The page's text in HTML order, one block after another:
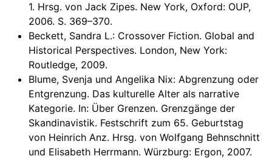
1. Hrsg. von Jack Zipes. New York, Oxford: OUP,
2006. S. 369–370.
Beckett, Sandra L.: Crossover Fiction. Global and
Historical Perspectives. London, New York:
Routledge, 2009.
Blume, Svenja und Angelika Nix: Abgrenzung oder
Entgrenzung. Das kulturelle Alter als narrative
Kategorie. In: Über Grenzen. Grenzgänge der
Skandinavistik. Festschrift zum 65. Geburtstag
von Heinrich Anz. Hrsg. von Wolfgang Behnschnitt
und Elisabeth Herrmann. Würzburg: Ergon, 2007.